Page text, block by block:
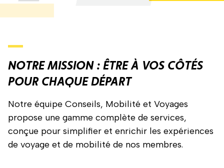
NOTRE MISSION : ÊTRE À VOS CÔTÉS
POUR CHAQUE DÉPART
Notre équipe Conseils, Mobilité et Voyages
propose une gamme complète de services,
conçue pour simplifier et enrichir les expériences
de voyage et de mobilité de nos membres.